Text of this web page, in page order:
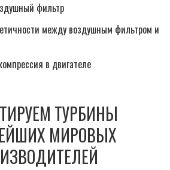
фильтр
между воздушным фильтром и
в двигателе
ТУРБИНЫ
МИРОВЫХ